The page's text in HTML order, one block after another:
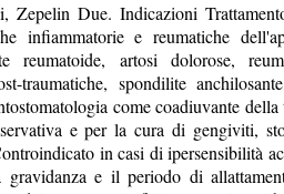
Zepelin Due. Indicazioni
infiammatorie e reumatiche
reumatoide, artosi dolorose,
traumatiche, spondilite
come coadiuvante della
e per la cura di gengiviti,
in casi di ipersensibilità
e il periodo di